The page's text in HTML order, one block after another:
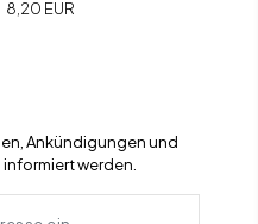
8,20 EUR
Ankündigungen und
werden.